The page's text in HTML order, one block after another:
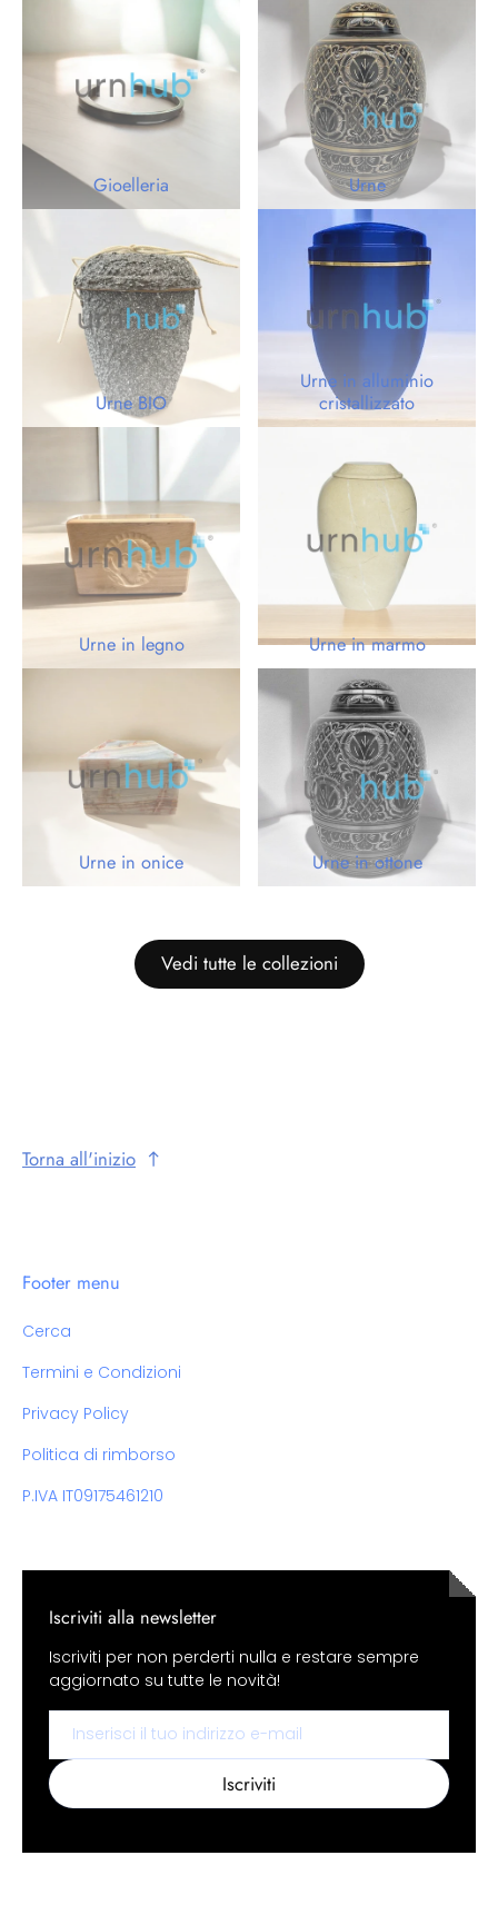
Gioelleria Urne
Urne BIO
Urne in alluminio
cristallizzato
Urne in legno Urne in marmo
Urne in onice Urne in ottone
Vedi tutte le collezioni
Torna all'inizio
Footer menu
Cerca
Termini e Condizioni
Privacy Policy
Politica di rimborso
P.IVA IT09175461210
Iscriviti alla newsletter
Iscriviti per non perderti nulla e restare sempre
aggiornato su tutte le novità!
Iscriviti